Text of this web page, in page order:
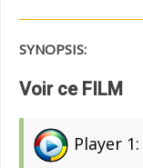
SYNOPSIS:
Voir ce FILM
Player 1: